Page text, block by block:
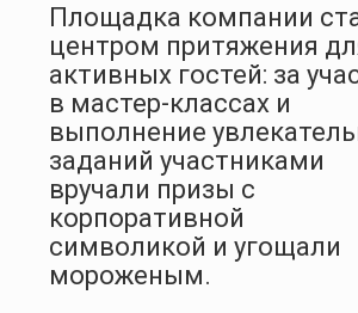
Площадка компании
центром притяжения
активных гостей: за
в мастер-классах и
выполнение
заданий участниками
вручали призы с
корпоративной
символикой и угощали
мороженым.